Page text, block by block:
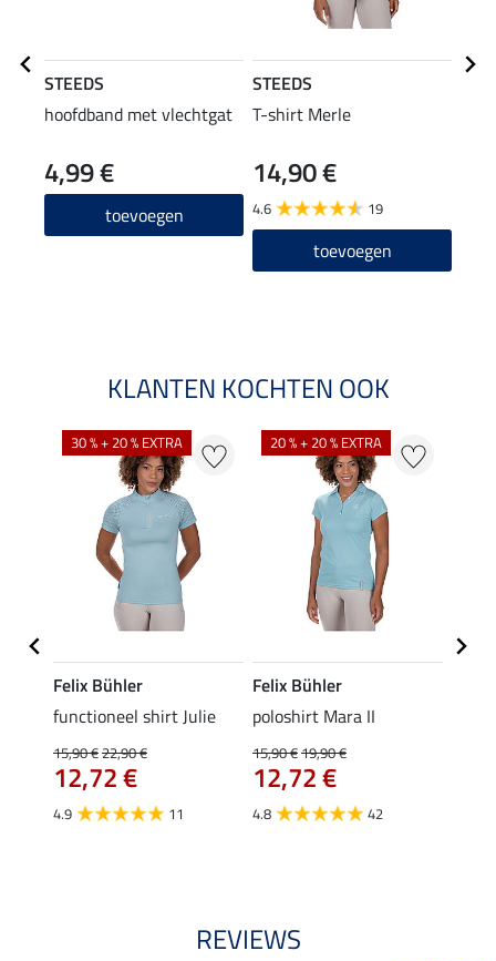
STEEDS
hoofdband met vlechtgat
4,99 €
toevoegen
STEEDS
T-shirt Merle
14,90 €
4.6 19
toevoegen
KLANTEN KOCHTEN OOK
30 % + 20 % EXTRA
Felix Bühler
functioneel shirt Julie
15,90 €22,90 €
12,72 €
4.9 11
20 % + 20 % EXTRA
Felix Bühler
poloshirt Mara II
15,90 €19,90 €
12,72 €
4.8 42
REVIEWS